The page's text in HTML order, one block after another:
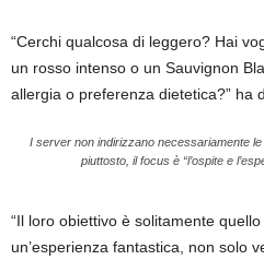
“Cerchi qualcosa di leggero? Hai
un rosso intenso o un Sauvignon
allergia o preferenza dietetica?” ha
I server non indirizzano necessariamente
piuttosto, il focus è “l’ospite e
“Il loro obiettivo è solitamente
un’esperienza fantastica, non solo